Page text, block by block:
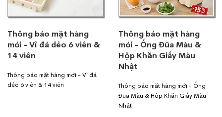
Thông báo mặt hàng
mới - Vỉ đá dẻo 6 viên &
14 viên
Thông báo mặt hàng mới - Vỉ đá
dẻo 6 viên & 14 viên
Thông báo mặt hàng
mới - Ống Đũa Màu &
Hộp Khăn Giấy Màu
Nhật
Thông báo mặt hàng mới - Ống
Đũa Màu & Hộp Khăn Giấy Màu
Nhật